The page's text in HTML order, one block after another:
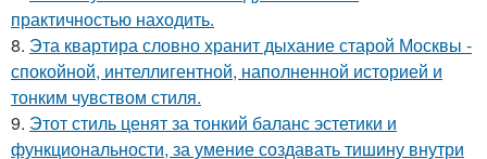
практичностью находить.
8. Эта квартира словно хранит дыхание старой Москвы -
спокойной, интеллигентной, наполненной историей и
тонким чувством стиля.
9. Этот стиль ценят за тонкий баланс эстетики и
функциональности, за умение создавать тишину внутри